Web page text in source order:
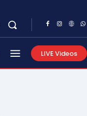
LIVE Videos